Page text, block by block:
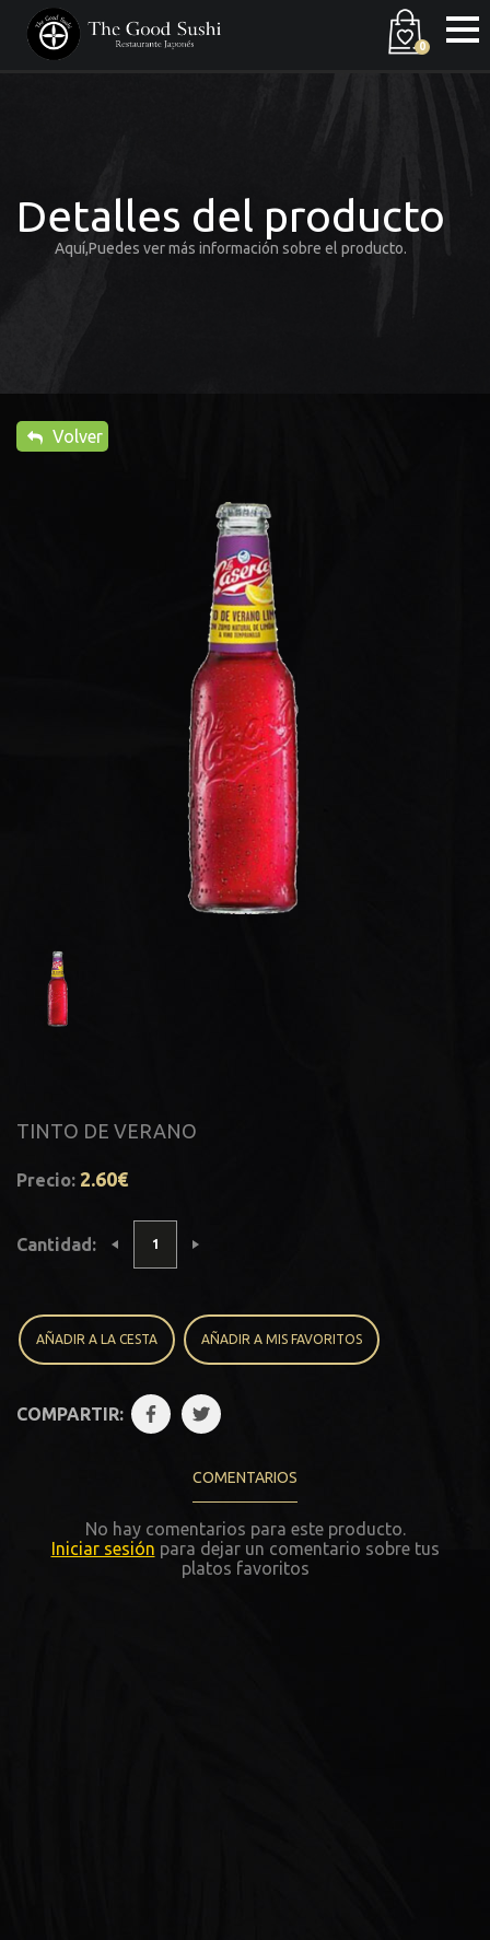
0
Detalles del producto
Aquí,Puedes ver más información sobre el producto.
Volver
TINTO DE VERANO
Precio: 2.60€
Cantidad:
AÑADIR A LA CESTA AÑADIR A MIS FAVORITOS
COMPARTIR:
COMENTARIOS
No hay comentarios para este producto.
Iniciar sesión para dejar un comentario sobre tus
platos favoritos